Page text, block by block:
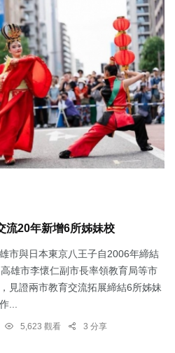
流20年新增6所姊妹校
市與日本東京八王子自2006年締結
雄市李懷仁副市長率領教育局等市
見證兩市教育交流拓展締結6所姊妹
...
5,623 觀看 3 分享